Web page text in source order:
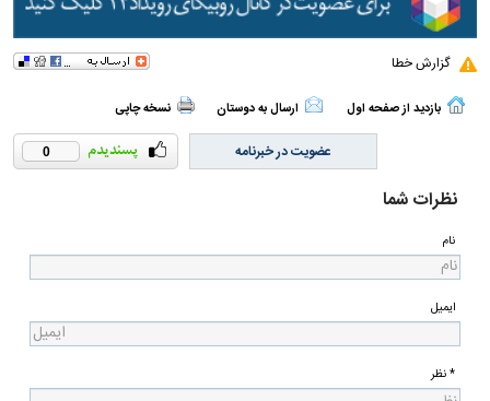
گزارش خطا
بازدید از صفحه اول ارسال به دوستان نسخه چاپی
0 عضویت در خبرنامه
نظرات شما
نام
ایمیل
* نظر